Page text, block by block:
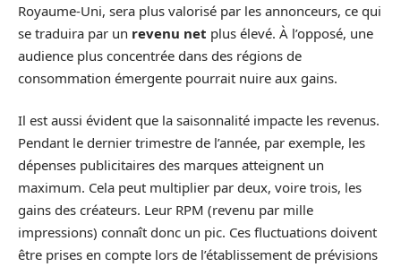
Royaume-Uni, sera plus valorisé par les annonceurs, ce qui
se traduira par un revenu net plus élevé. À l’opposé, une
audience plus concentrée dans des régions de
consommation émergente pourrait nuire aux gains.
Il est aussi évident que la saisonnalité impacte les revenus.
Pendant le dernier trimestre de l’année, par exemple, les
dépenses publicitaires des marques atteignent un
maximum. Cela peut multiplier par deux, voire trois, les
gains des créateurs. Leur RPM (revenu par mille
impressions) connaît donc un pic. Ces fluctuations doivent
être prises en compte lors de l’établissement de prévisions